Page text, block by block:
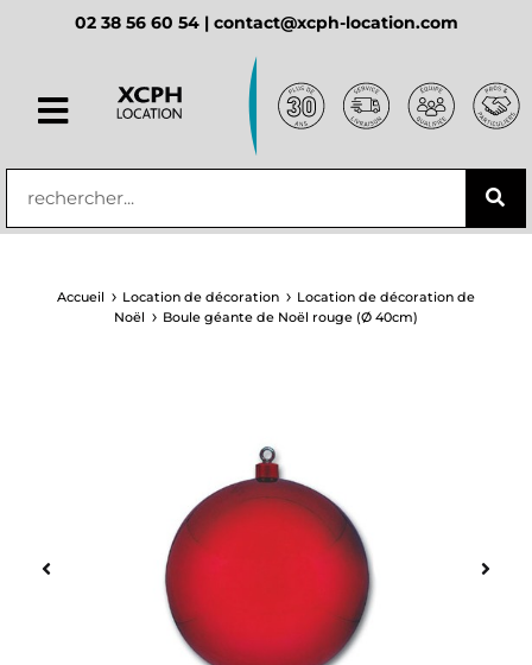
principal02 38 56 60 54 | contact@xcph-location.com
Accueil Location de décoration
Location de décoration de
Noël
Boule géante de Noël rouge (Ø 40cm)